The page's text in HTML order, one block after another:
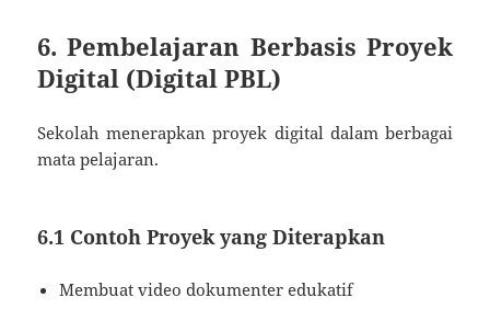
6. Pembelajaran Berbasis Proyek
Digital (Digital PBL)
Sekolah menerapkan proyek digital dalam berbagai
mata pelajaran.
6.1 Contoh Proyek yang Diterapkan
Membuat video dokumenter edukatif